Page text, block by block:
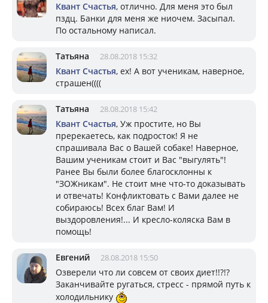
Квант Счастья, отлично. Для меня это был
пздц. Банки для меня же ниочем. Засыпал.
По остальному написал.
Татьяна 28.08.2018 15:32
Квант Счастья, ех! А вот ученикам, наверное,
страшен((((
Татьяна 28.08.2018 15:42
Квант Счастья, Уж простите, но Вы
пререкаетесь, как подросток! Я не
спрашивала Вас о Вашей собаке! Наверное,
Вашим ученикам стоит и Вас "выгулять"!
Ранее Вы были более благосклонны к
"ЗОЖникам". Не стоит мне что-то доказывать
и отвечать! Конфликтовать с Вами далее не
собираюсь! Всех благ Вам! И
выздоровления!... И кресло-коляска Вам в
помощь!
Евгений 28.08.2018 15:50
Озверели что ли совсем от своих диет!!?!?
Заканчивайте ругаться, стресс - прямой путь к
холодильнику